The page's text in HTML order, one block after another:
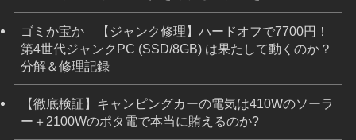
ゴミか宝か 【ジャンク修理】ハードオフで7700円！
第4世代ジャンクPC (SSD/8GB) は果たして動くのか？
分解＆修理記録
【徹底検証】キャンピングカーの電気は410Wのソーラ
ー＋2100Wのポタ電で本当に賄えるのか?